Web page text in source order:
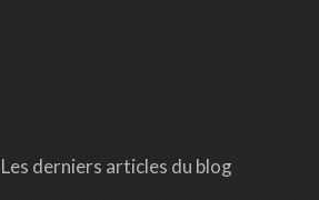
Les derniers articles du blog